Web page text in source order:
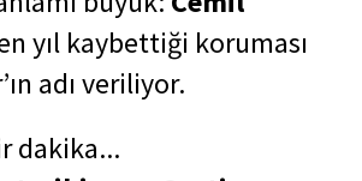
yıl kaybettiği koruması
adı veriliyor.
dakika...